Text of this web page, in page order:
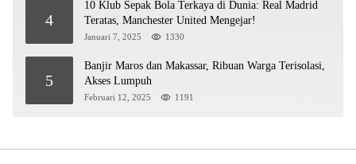
4
10 Klub Sepak Bola Terkaya di Dunia: Real Madrid
Teratas, Manchester United Mengejar!
Januari 7, 2025 1330
5
Banjir Maros dan Makassar, Ribuan Warga Terisolasi,
Akses Lumpuh
Februari 12, 2025 1191